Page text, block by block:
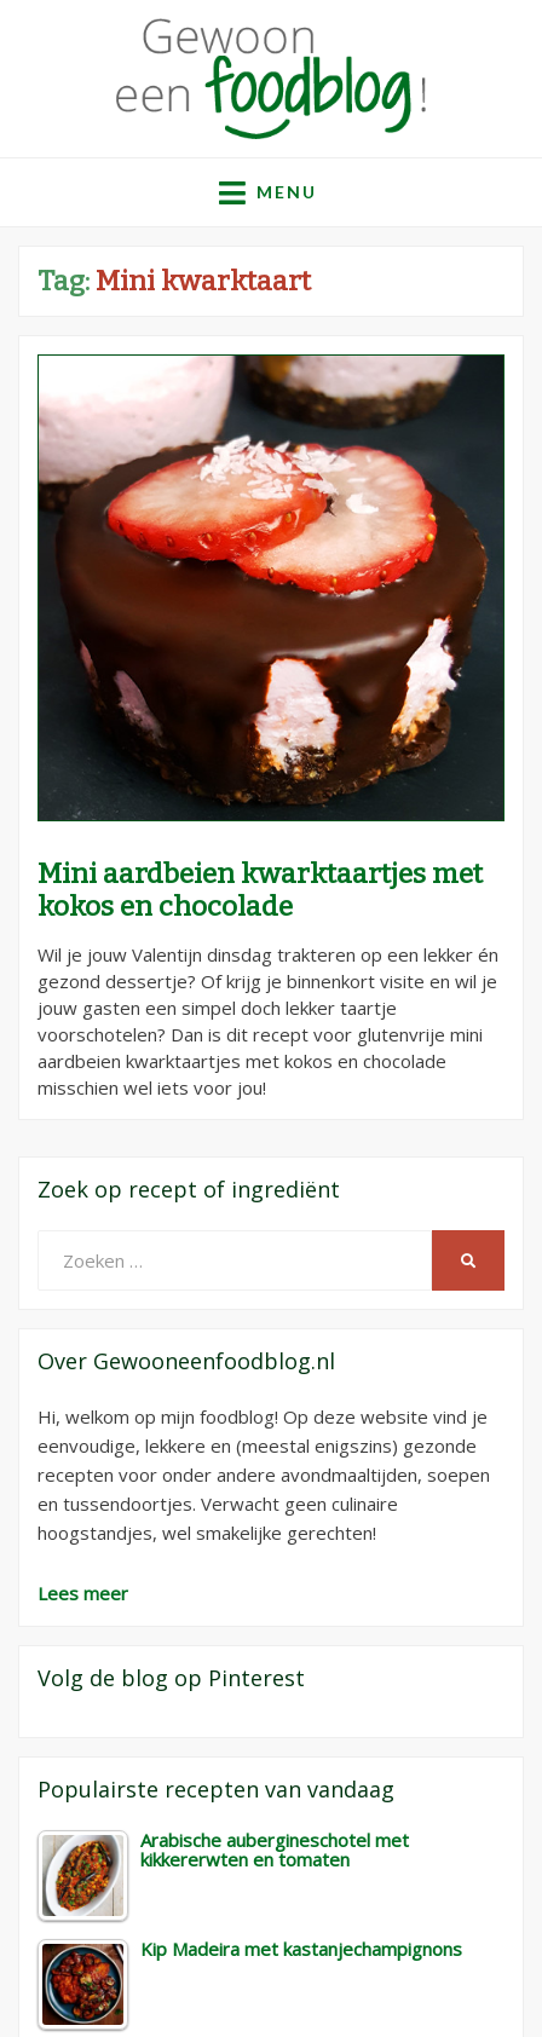
Gewoon een
foodblog!
recepten
MENU
Tag: Mini kwarktaart
Mini aardbeien kwarktaartjes met
kokos en chocolade
Wil je jouw Valentijn dinsdag trakteren op een lekker én
gezond dessertje? Of krijg je binnenkort visite en wil je
jouw gasten een simpel doch lekker taartje
voorschotelen? Dan is dit recept voor glutenvrije mini
aardbeien kwarktaartjes met kokos en chocolade
misschien wel iets voor jou!
Zoek op recept of ingrediënt
naar:
Over Gewooneenfoodblog.nl
Hi, welkom op mijn foodblog! Op deze website vind je
eenvoudige, lekkere en (meestal enigszins) gezonde
recepten voor onder andere avondmaaltijden, soepen
en tussendoortjes. Verwacht geen culinaire
hoogstandjes, wel smakelijke gerechten!
Lees meer
Volg de blog op Pinterest
Populairste recepten van vandaag
Arabische aubergineschotel met
kikkererwten en tomaten
Kip Madeira met kastanjechampignons